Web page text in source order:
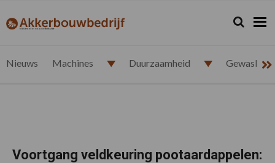
de
de
de
de
akkerbouwbedrijf.nl Zoeken...
Zoek
Nieuws Machines Duurzaamheid
Voortgang veldkeuring pootaardappelen: